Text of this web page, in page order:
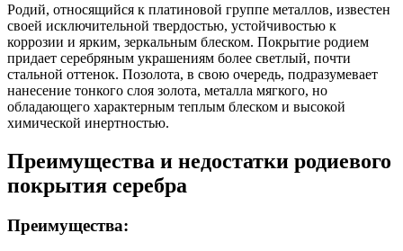
Родий, относящийся к платиновой группе металлов, известен
своей исключительной твердостью, устойчивостью к
коррозии и ярким, зеркальным блеском. Покрытие родием
придает серебряным украшениям более светлый, почти
стальной оттенок. Позолота, в свою очередь, подразумевает
нанесение тонкого слоя золота, металла мягкого, но
обладающего характерным теплым блеском и высокой
химической инертностью.
Преимущества и недостатки родиевого
покрытия серебра
Преимущества: